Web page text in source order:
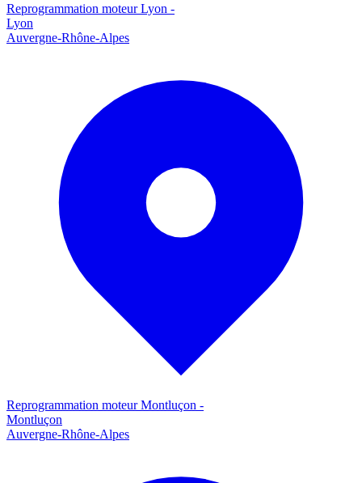
Reprogrammation moteurLyon -
Lyon
Auvergne-Rhône-Alpes
Reprogrammation moteurMontluçon -
Montluçon
Auvergne-Rhône-Alpes